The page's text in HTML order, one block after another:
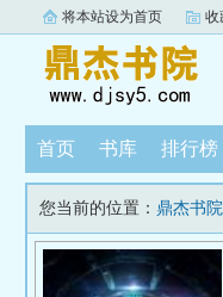
将本站设为首页 收
首页 书库 排行榜
您当前的位置： 鼎杰书院